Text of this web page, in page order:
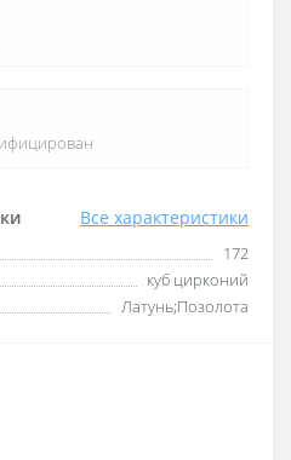
Все характеристики
172
куб цирконий
Латунь;Позолота